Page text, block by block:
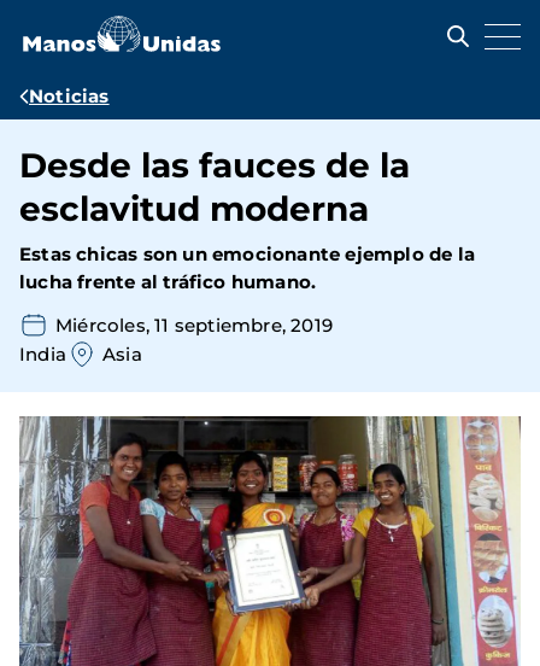
contenido
Ruta
navegación
Noticias
Desde las fauces de la
esclavitud moderna
Estas chicas son un emocionante ejemplo de la
lucha frente al tráfico humano.
Miércoles, 11 septiembre, 2019
India
Asia